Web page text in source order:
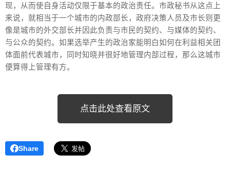
现，从而使自身活动仅限于基本的政治责任。市政秘书从这点上
来说，就相当于一个城市的内政部长，政府决策人员及市长则更
像是城市的外交部长并因此负责与市民的契约、与媒体的契约、
与公众的契约。如果选举产生的政治家能明白如何在利益相关团
体面前代表城市，同时知晓并很好地管理内部过程，那么这城市
便算得上管理有方。
点击此处查看原文
Share